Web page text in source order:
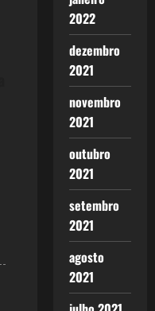
2022
dezembro
2021
novembro
2021
outubro
2021
setembro
2021
agosto
2021